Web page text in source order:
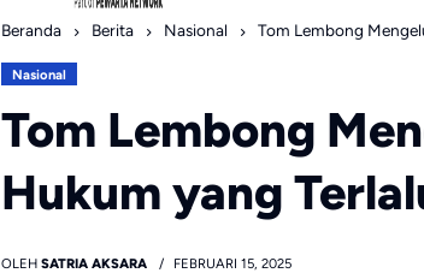
Beranda Berita Nasional Tom Lembong
Nasional
Tom Lembong
Hukum yang
OLEH SATRIA AKSARA FEBRUARI 15, 2025